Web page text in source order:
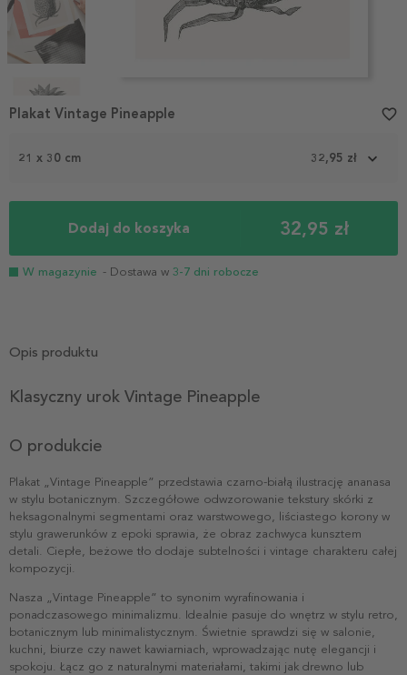
1
21 x 30 cm 32,95 zł
Dodaj do koszyka 32,95 zł
W magazynie - Dostawa w 3-7 dni robocze
Plakat Vintage Pineapple favorite_border
Opis produktu
Klasyczny urok Vintage Pineapple
O produkcie
Plakat „Vintage Pineapple” przedstawia czarno-białą ilustrację ananasa
w stylu botanicznym. Szczegółowe odwzorowanie tekstury skórki z
heksagonalnymi segmentami oraz warstwowego, liściastego korony w
stylu grawerunków z epoki sprawia, że obraz zachwyca kunsztem
detali. Ciepłe, beżowe tło dodaje subtelności i vintage charakteru całej
kompozycji.
Nasza „Vintage Pineapple” to synonim wyrafinowania i
ponadczasowego minimalizmu. Idealnie pasuje do wnętrz w stylu retro,
botanicznym lub minimalistycznym. Świetnie sprawdzi się w salonie,
kuchni, biurze czy nawet kawiarniach, wprowadzając nutę elegancji i
spokoju. Łącz go z naturalnymi materiałami, takimi jak drewno lub